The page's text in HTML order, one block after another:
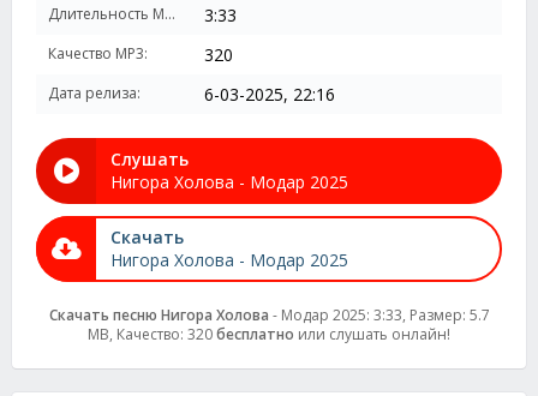
Длительность MP3: 3:33
Качество MP3: 320
Дата релиза: 6-03-2025, 22:16
Слушать
Нигора Холова - Модар 2025
Скачать
Нигора Холова - Модар 2025
Скачать песню Нигора Холова - Модар 2025: 3:33, Размер: 5.7
MB, Качество: 320бесплатно или слушать онлайн!